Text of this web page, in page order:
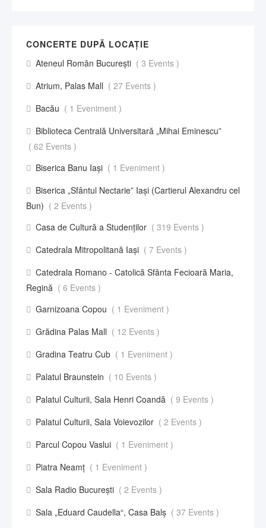
CONCERTE DUPĂ LOCAȚIE
Ateneul Român București ( 3 Events )
Atrium, Palas Mall ( 27 Events )
Bacău ( 1 Eveniment )
Biblioteca Centrală Universitară „Mihai Eminescu”
( 62 Events )
Biserica Banu Iași ( 1 Eveniment )
Biserica „Sfântul Nectarie” Iaşi (Cartierul Alexandru cel
Bun) ( 2 Events )
Casa de Cultură a Studenților ( 319 Events )
Catedrala Mitropolitană Iași ( 7 Events )
Catedrala Romano - Catolică Sfânta Fecioară Maria,
Regină ( 6 Events )
Garnizoana Copou ( 1 Eveniment )
Grădina Palas Mall ( 12 Events )
Gradina Teatru Cub ( 1 Eveniment )
Palatul Braunstein ( 10 Events )
Palatul Culturii, Sala Henri Coandă ( 9 Events )
Palatul Culturii, Sala Voievozilor ( 2 Events )
Parcul Copou Vaslui ( 1 Eveniment )
Piatra Neamț ( 1 Eveniment )
Sala Radio București ( 2 Events )
Sala „Eduard Caudella“, Casa Balş ( 37 Events )